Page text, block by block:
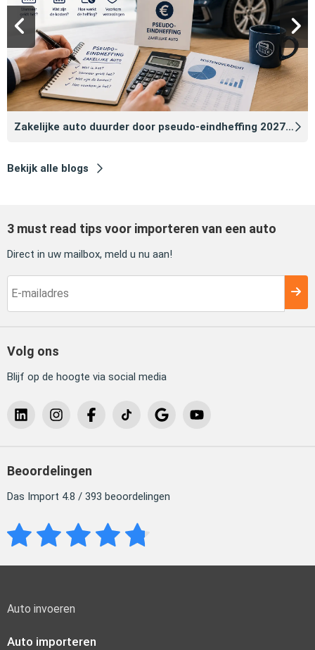
Zakelijke auto duurder door pseudo‑eindheffing 2027: zo voorkomt u dat
Bekijk alle blogs
3 must read tips voor importeren van een auto
Direct in uw mailbox, meld u nu aan!
Volg ons
Blijf op de hoogte via social media
Beoordelingen
Das Import 4.8 / 393 beoordelingen
Auto invoeren
Auto importeren